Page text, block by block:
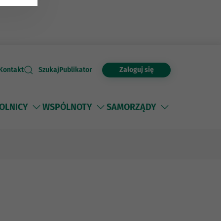
SzukajPublikator Zaloguj się
WSPÓLNOTY SAMORZĄDY